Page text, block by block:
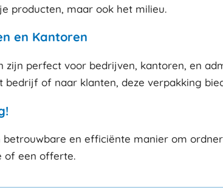
producten, maar ook het milieu.
en Kantoren
zijn perfect voor bedrijven, kantoren, en
bedrijf of naar klanten, deze verpakking
betrouwbare en efficiënte manier om
of een offerte.